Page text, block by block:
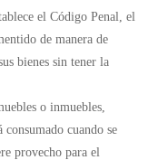
el Código Penal, el
de manera de
bienes sin tener la
o inmuebles,
cuando se
provecho para el